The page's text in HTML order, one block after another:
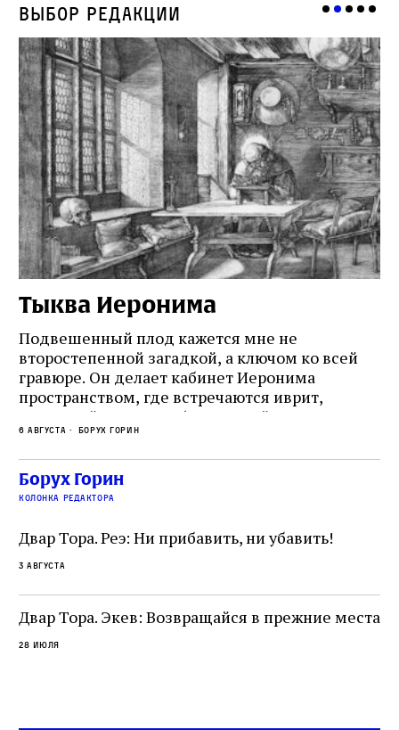
Выбор редакции
Тыква Иеронима
Подвешенный плод кажется мне не
второстепенной загадкой, а ключом ко всей
гравюре. Он делает кабинет Иеронима
пространством, где встречаются иврит,
греческий и латынь; буквальный смысл и
церковная традиция; филологическая
точность и понятность; переводчик,
убеждённый в необходимости исправления, и
читатель, воспринимающий исправление как
не просто покровитель переводчиков,
окружённый книгами. Перед нами человек,
одно решение которого вызвало возмущение
целой общины и стало частью многовекового
спора о том, кому принадлежит последнее
слово в переводе Библии
6 августа Борух Горин
Борух Горин
колонка редактора
Двар Тора. Реэ: Ни прибавить, ни убавить!
3 августа
Двар Тора. Экев: Возвращайся в прежние места
28 июля